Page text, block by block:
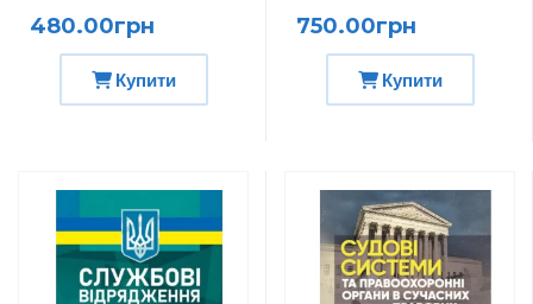
480.00грн
Купити
750.00грн
Купити